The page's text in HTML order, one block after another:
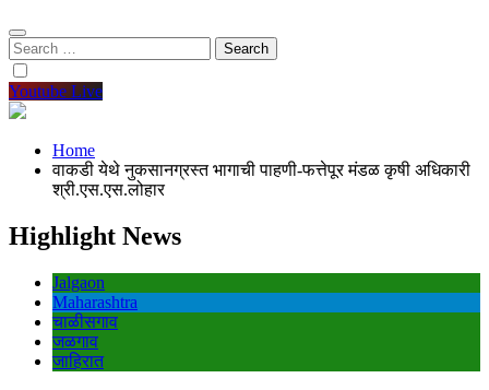
Search
for:
Youtube Live
Home
वाकडी येथे नुकसानग्रस्त भागाची पाहणी-फत्तेपूर मंडळ कृषी अधिकारी
श्री.एस.एस.लोहार
Highlight News
Jalgaon
Maharashtra
चाळीसगाव
जळगाव
जाहिरात